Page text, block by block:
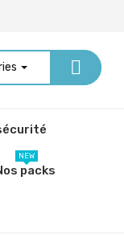
packs
NEW